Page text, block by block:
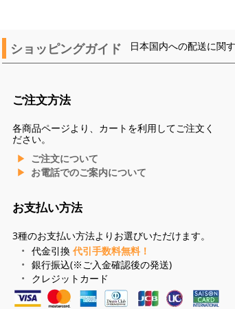
ショッピングガイド 日本国内への配送に関
ご注文方法
各商品ページより、カートを利用してご注文く
ださい。
ご注文について
お電話でのご案内について
お支払い方法
3種のお支払い方法よりお選びいただけます。
代金引換 代引手数料無料！
銀行振込(※ご入金確認後の発送)
クレジットカード